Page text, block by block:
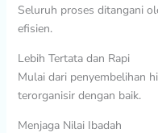
Seluruh proses ditangani
efisien.
Lebih Tertata dan Rapi
Mulai dari penyembelihan
terorganisir dengan baik.
Menjaga Nilai Ibadah